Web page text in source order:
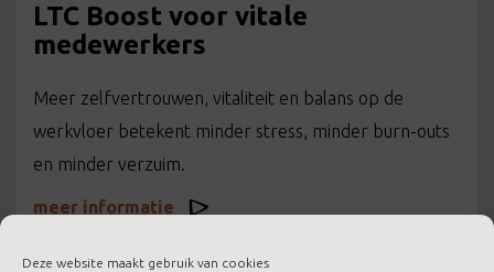
Deze website maakt gebruik van cookies
LTC Boost voor vitale
medewerkers
Meer zelfvertrouwen, vitaliteit en balans op de
werkvloer betekent minder stress, minder burn-outs
en minder verzuim.
meer informatie